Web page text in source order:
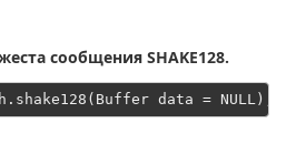
сообщения SHAKE128.